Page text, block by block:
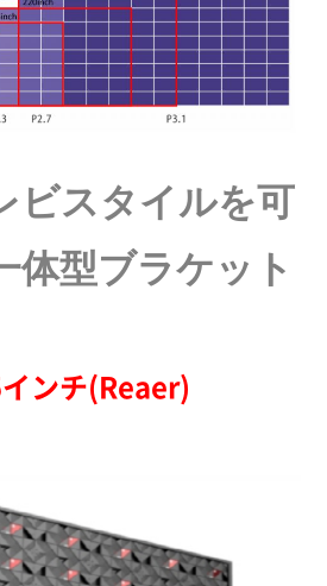
ビスタイルを可
体型ブラケット
ンチ(Reaer)